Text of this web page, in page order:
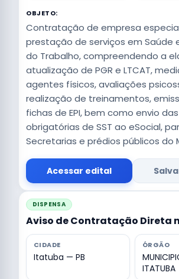
OBJETO:
Contratação de empresa
prestação de serviços em Saúde
do Trabalho, compreendendo a
atualização de PGR e LTCAT,
agentes físicos, avaliações
realização de treinamentos,
fichas de EPI, bem como envio
obrigatórias de SST ao eSocial,
Secretarias e prédios públicos do
Acessar edital
DISPENSA
Aviso de Contratação Direta
CIDADE
Itatuba — PB
ÓRGÃO
ITATUBA